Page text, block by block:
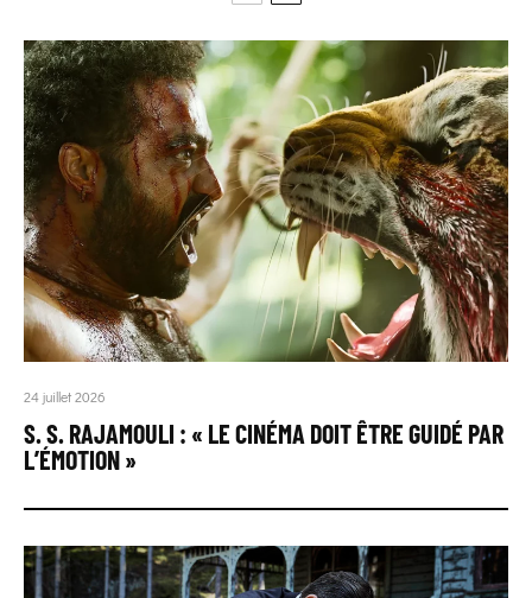
24 juillet 2026
S. S. RAJAMOULI : « LE CINÉMA DOIT ÊTRE GUIDÉ PAR
L’ÉMOTION »